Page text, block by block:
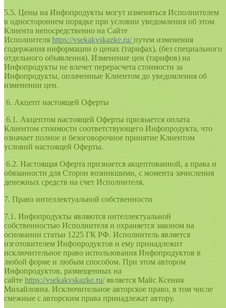
5.5. Цены на Инфопродукты могут изменяться Исполнителем
в одностороннем порядке при условии уведомления об этом
Клиента непосредственно на Сайте
Исполнителя https://vsekakvskazke.ru/путем изменения
содержания информации о ценах (тарифах), (без специального
отдельного объявления). Изменение цен (тарифов) на
Инфопродукты не влечет перерасчета стоимости за
Инфопродукты, оплаченные Клиентом до уведомления об
изменении цен.
6. Акцепт настоящей Оферты
6.1. Акцептом настоящей Оферты признается оплата
Клиентом стоимости соответствующего Инфопродукта, что
означает полное и безоговорочное принятие Клиентом
условий настоящей Оферты.
6.2. Настоящая Оферта признается акцептованной, а права и
обязанности для Сторон возникшими, с момента зачисления
денежных средств на счет Исполнителя.
7. Право интеллектуальной собственности
7.1. Инфопродукты являются интеллектуальной
собственностью Исполнителя и охраняется законом на
основании статьи 1225 ГК РФ. Исполнитель является
изготовителем Инфопродуктов и ему принадлежит
исключительное право использования Инфопродуктов в
любой форме и любым способом. При этом автором
Инфопродуктов, размещенных на
сайте https://vsekakvskazke.ru/является Майс Ксения
Михайловна. Исключительное авторское право, в том числе
смежные с авторским права принадлежат автору.